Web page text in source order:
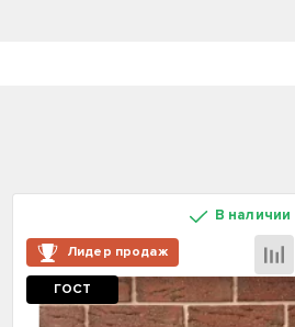
Лидер продаж
ГОСТ
В наличии